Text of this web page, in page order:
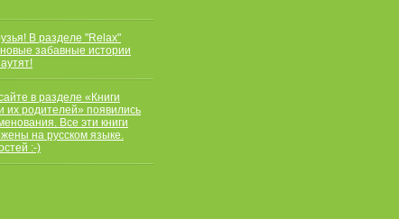
В разделе "Relax"
забавные истории
в разделе «Книги
их родителей» появились
Все эти книги
на русском языке.
:-)